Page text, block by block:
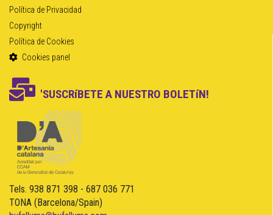
Política de Privacidad
Copyright
Política de Cookies
Cookies panel
'SUSCRíBETE A NUESTRO BOLETíN!
Tels. 938 871 398 - 687 036 771
TONA (Barcelona/Spain)